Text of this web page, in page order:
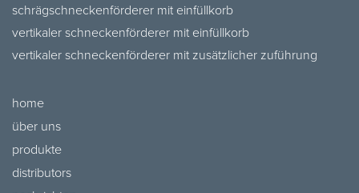
home
über uns
produkte
distributors
schrägschneckenförderer mit einfüllkorb
vertikaler schneckenförderer mit einfüllkorb
vertikaler schneckenförderer mit zusätzlicher zuführung